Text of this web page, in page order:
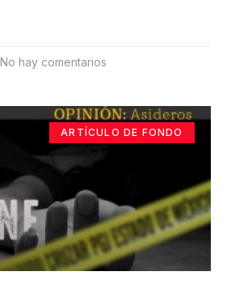
No hay comentarios
ARTÍCULO DE FONDO